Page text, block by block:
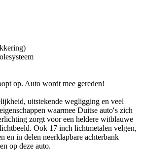
op. Auto wordt mee gereden!
uitstekende wegligging en veel
waarmee Duitse auto′s zich
zorgt voor een heldere witblauwe
Ook 17 inch lichtmetalen velgen,
en in delen neerklapbare achterbank
op deze auto.